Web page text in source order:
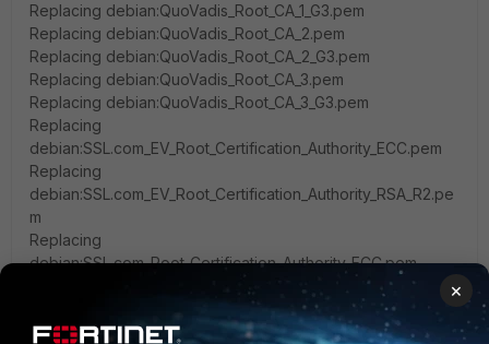
Replacing debian:QuoVadis_Root_CA_1_G3.pem
Replacing debian:QuoVadis_Root_CA_2.pem
Replacing debian:QuoVadis_Root_CA_2_G3.pem
Replacing debian:QuoVadis_Root_CA_3.pem
Replacing debian:QuoVadis_Root_CA_3_G3.pem
Replacing
debian:SSL.com_EV_Root_Certification_Authority_ECC.pem
Replacing
debian:SSL.com_EV_Root_Certification_Authority_RSA_R2.pe
m
Replacing
debian:SSL.com_Root_Certification_Authority_ECC.pem
debian:SSL.com_Root_Certification_Authority_RSA.pem
Replacing debian:SSL.com_TLS_ECC_Root_CA_2022.pem
×